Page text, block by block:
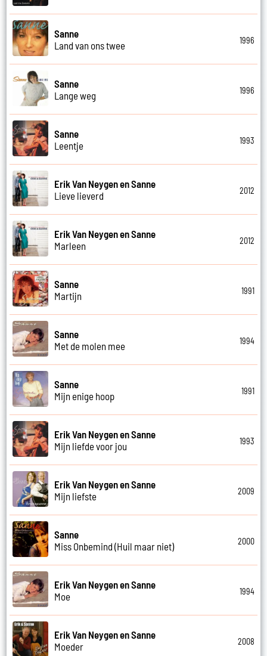
Sanne
Land van ons twee
1996
Sanne
Lange weg
1996
Sanne
Leentje
1993
Erik Van Neygen en Sanne
Lieve lieverd
2012
Erik Van Neygen en Sanne
Marleen
2012
Sanne
Martijn
1991
Sanne
Met de molen mee
1994
Sanne
Mijn enige hoop
1991
Erik Van Neygen en Sanne
Mijn liefde voor jou
1993
Erik Van Neygen en Sanne
Mijn liefste
2009
Sanne
Miss Onbemind (Huil maar niet)
2000
Erik Van Neygen en Sanne
Moe
1994
Erik Van Neygen en Sanne
Moeder
2008